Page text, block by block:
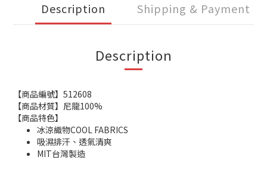
Description Shipping & Payment
Description
【商品編號】512608
【商品材質】尼龍100%
【商品特色】
冰涼織物COOL FABRICS
吸濕排汗、透氣清爽
MIT台灣製造